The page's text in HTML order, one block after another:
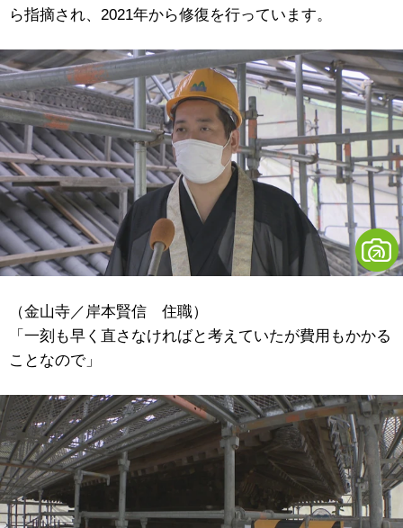
ら指摘され、2021年から修復を行っています。
（金山寺／岸本賢信 住職）
「一刻も早く直さなければと考えていたが費用もかかる
ことなので」